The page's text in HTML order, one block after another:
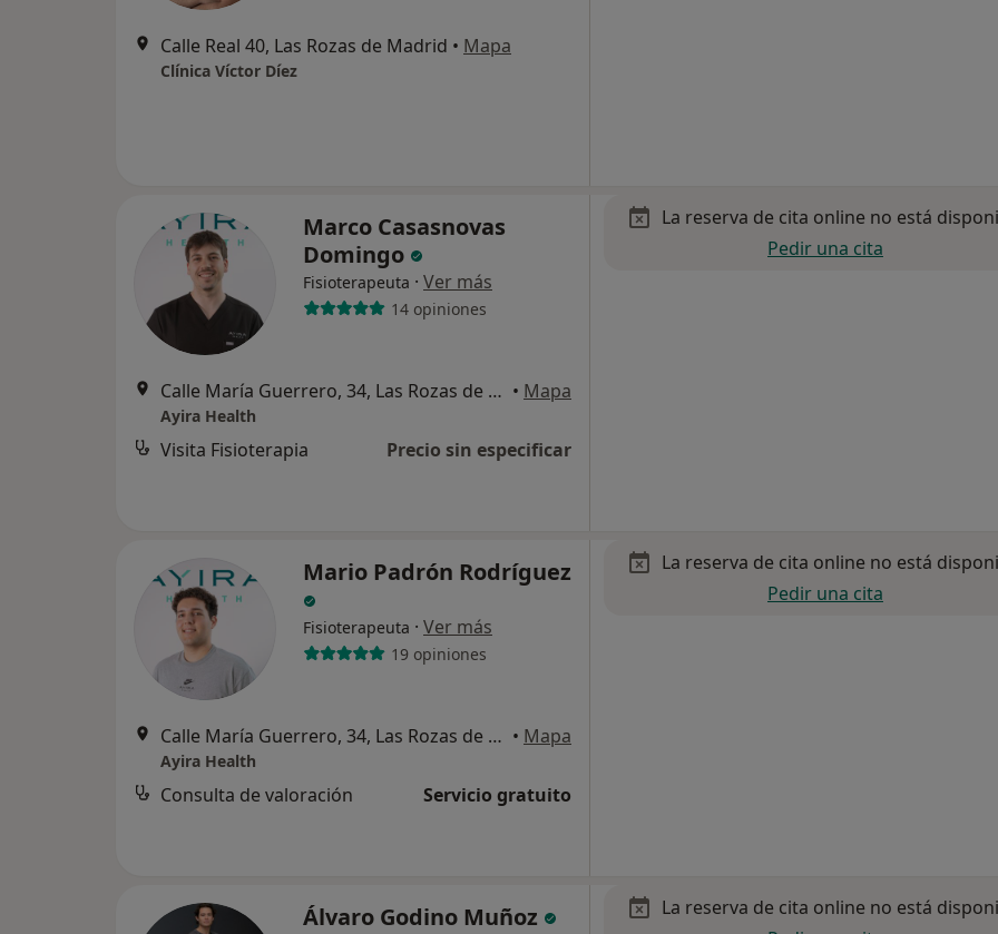
Calle Real 40, Las Rozas de Madrid • Mapa
Clínica Víctor Díez
Marco Casasnovas
Domingo
Fisioterapeuta · Ver más
14 opiniones
Calle María Guerrero, 34, Las Rozas de Madrid • Mapa
Ayira Health
Visita Fisioterapia Precio sin especificar
La reserva de cita online no está
Pedir una cita
Mario Padrón Rodríguez
Fisioterapeuta · Ver más
19 opiniones
Calle María Guerrero, 34, Las Rozas de Madrid • Mapa
Ayira Health
Consulta de valoración Servicio gratuito
La reserva de cita online no está
Pedir una cita
Álvaro Godino Muñoz
La reserva de cita online no está